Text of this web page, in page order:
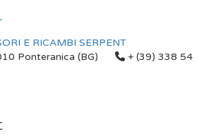
Ponteranica (BG)
+ (39) 338 54